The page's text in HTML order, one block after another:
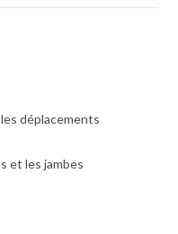
déplacements
et les jambes